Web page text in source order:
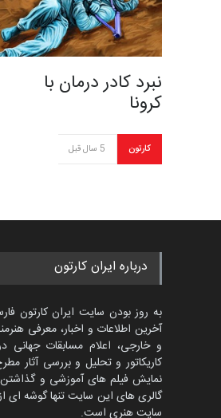
نبرد کادر درمان با
کرونا
کارتون 5 سال قبل
درباره ایران کارتون
به روز بودن سایت ایران کارتون
آخرین اطلاعات و اخبار، معرفی
و خارجی، اعلام مسابقات جهانی
کاریکاتور و تحلیل و بررسی آثار
نمایش فیلم های آموزشی و گذاشتن
گالری های این سایت تنها گوشه ای
سایت هنری است.